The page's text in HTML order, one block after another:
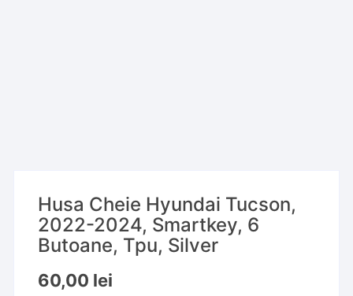
Husa Cheie Hyundai Tucson,
2022-2024, Smartkey, 6
Butoane, Tpu, Silver
60,00 lei